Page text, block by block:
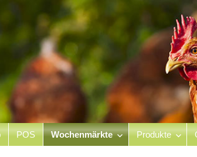
POS Wochenmärkte Produkte